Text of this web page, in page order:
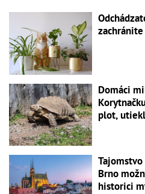
Domáci
plot,
Brno
historici